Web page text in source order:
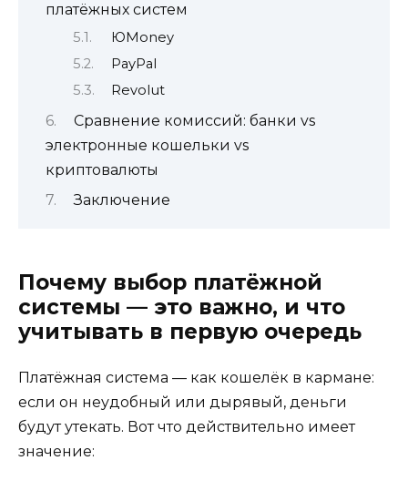
платёжных систем
ЮMoney
PayPal
Revolut
Сравнение комиссий: банки vs
электронные кошельки vs
криптовалюты
Заключение
Почему выбор платёжной
системы — это важно, и что
учитывать в первую очередь
Платёжная система — как кошелёк в кармане:
если он неудобный или дырявый, деньги
будут утекать. Вот что действительно имеет
значение: